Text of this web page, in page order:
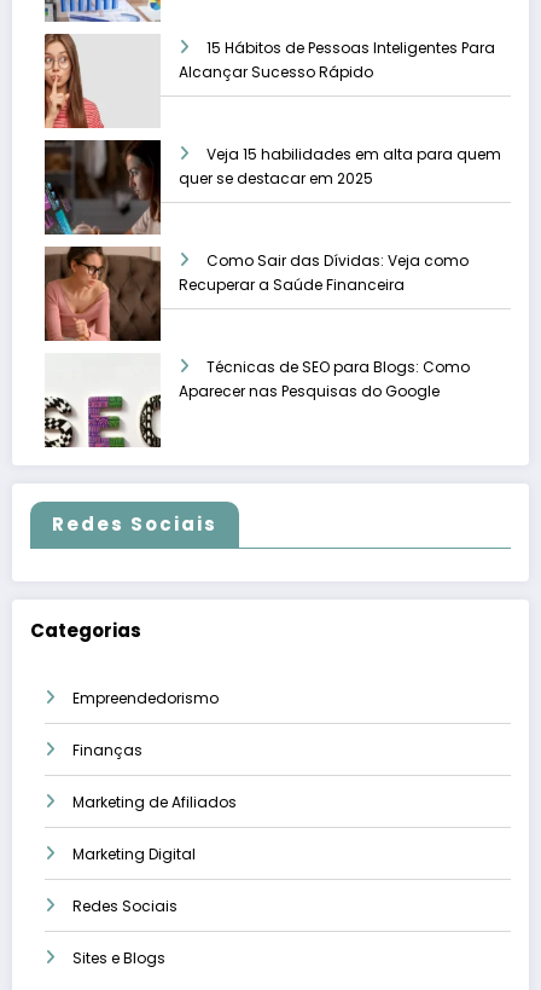
15 Hábitos de Pessoas Inteligentes Para
Alcançar Sucesso Rápido
Veja 15 habilidades em alta para quem
quer se destacar em 2025
Como Sair das Dívidas: Veja como
Recuperar a Saúde Financeira
Técnicas de SEO para Blogs: Como
Aparecer nas Pesquisas do Google
Redes Sociais
Categorias
Empreendedorismo
Finanças
Marketing de Afiliados
Marketing Digital
Redes Sociais
Sites e Blogs